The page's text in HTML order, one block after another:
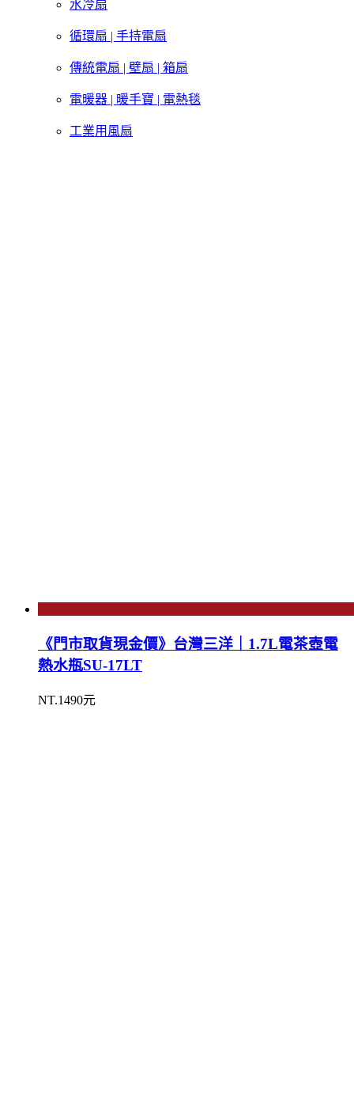
水冷扇
循環扇 | 手持電扇
傳統電扇 | 壁扇 | 箱扇
電暖器 | 暖手寶 | 電熱毯
工業用風扇
《門市取貨現金價》台灣三洋｜1.7L電茶壺電
熱水瓶SU-17LT
NT.1490元